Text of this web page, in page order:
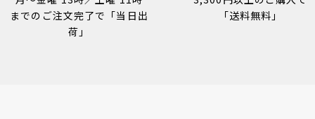
までのご注文完了で「当日出
荷」
「送料無料」